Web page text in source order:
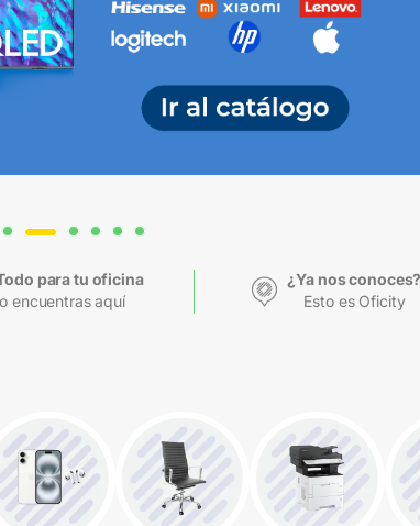
para tu oficina
encuentras aquí
¿Ya nos conoces?
Esto es Oficity